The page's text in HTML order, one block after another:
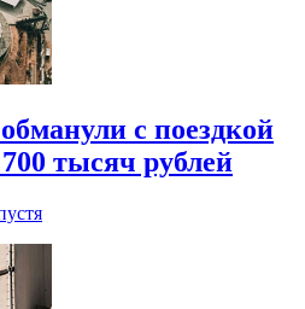
с поездкой
тысяч рублей